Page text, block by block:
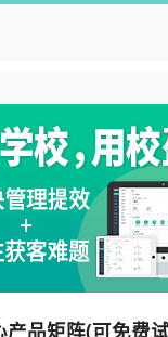
管理系统
产品矩阵(可免费